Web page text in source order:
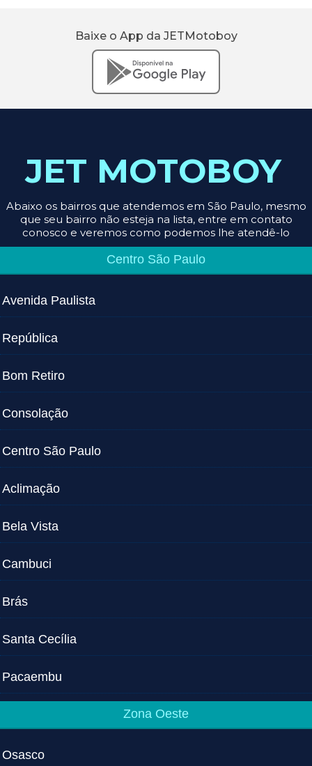
Baixe o App da JETMotoboy
JET MOTOBOY
Abaixo os bairros que atendemos em São Paulo, mesmo
que seu bairro não esteja na lista, entre em contato
conosco e veremos como podemos lhe atendê-lo
Centro São Paulo
Avenida Paulista
República
Bom Retiro
Consolação
Centro São Paulo
Aclimação
Bela Vista
Cambuci
Brás
Santa Cecília
Pacaembu
Zona Oeste
Osasco